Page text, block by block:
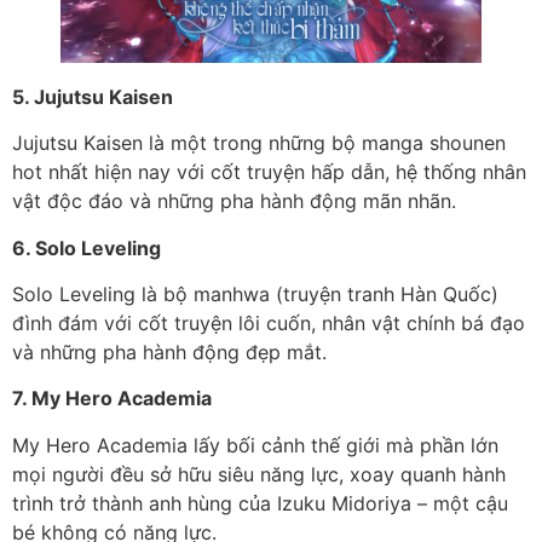
5. Jujutsu Kaisen
Jujutsu Kaisen là một trong những bộ manga shounen
hot nhất hiện nay với cốt truyện hấp dẫn, hệ thống nhân
vật độc đáo và những pha hành động mãn nhãn.
6. Solo Leveling
Solo Leveling là bộ manhwa (truyện tranh Hàn Quốc)
đình đám với cốt truyện lôi cuốn, nhân vật chính bá đạo
và những pha hành động đẹp mắt.
7. My Hero Academia
My Hero Academia lấy bối cảnh thế giới mà phần lớn
mọi người đều sở hữu siêu năng lực, xoay quanh hành
trình trở thành anh hùng của Izuku Midoriya – một cậu
bé không có năng lực.